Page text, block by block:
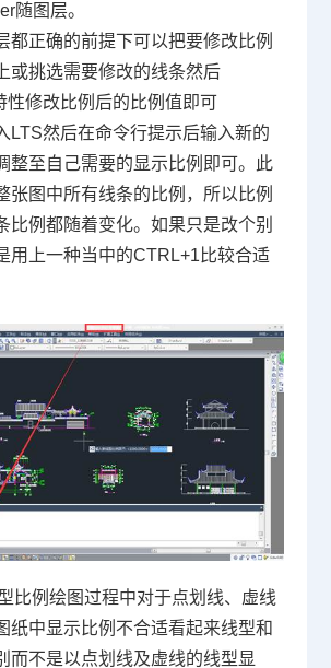
随图层。
都正确的前提下可以把要修改比例
或挑选需要修改的线条然后
性修改比例后的比例值即可
LTS然后在命令行提示后输入新的
整至自己需要的显示比例即可。此
张图中所有线条的比例，所以比例
比例都随着变化。如果只是改个别
用上一种当中的CTRL+1比较合适
比例绘图过程中对于点划线、虚线
纸中显示比例不合适看起来线型和
而不是以点划线及虚线的线型显